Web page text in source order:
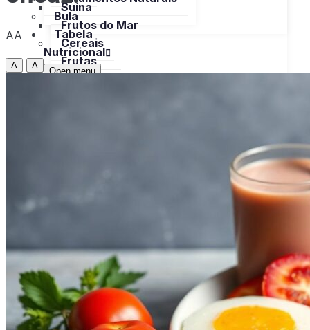
Suína
Frutos do Mar
Cereais
Frutas
Bula
Tabela
Nutricional
Open menu
Gorduras e Óleos
Leite e Derivados
Verduras, Hortaliças
Bula
AA
A A